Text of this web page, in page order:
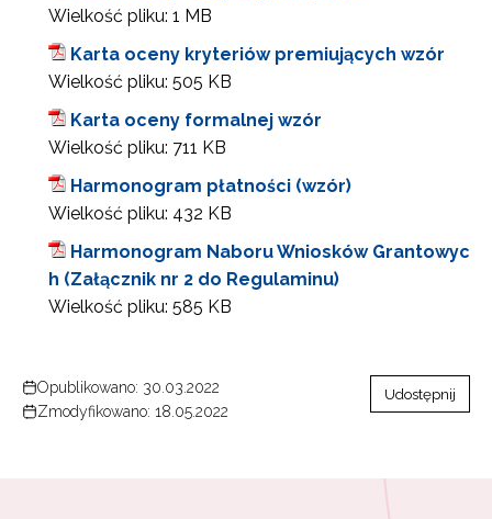
Wielkość pliku: 1 MB
Karta oceny kryteriów premiujących wzór
Wielkość pliku: 505 KB
Karta oceny formalnej wzór
Wielkość pliku: 711 KB
Harmonogram płatności (wzór)
Wielkość pliku: 432 KB
Harmonogram Naboru Wniosków Grantowyc
h (Załącznik nr 2 do Regulaminu)
Wielkość pliku: 585 KB
Opublikowano: 30.03.2022
Zmodyfikowano: 18.05.2022
Udostępnij